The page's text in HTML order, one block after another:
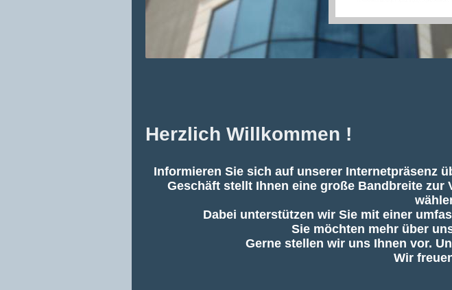
Herzlich Willkommen !
Informieren Sie sich auf unserer Internetpräsenz
Geschäft stellt Ihnen eine große Bandbreite zur
Dabei unterstützen wir Sie mit einer
Sie möchten mehr über
Gerne stellen wir uns Ihnen vor.
Wir